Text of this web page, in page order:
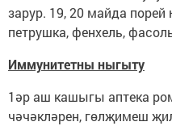
зарур. 19, 20 майда порей
петрушка, фенхель,
Иммунитетны ныгыту
1әр аш кашыгы аптека
чәчәкләрен, гөлҗимеш